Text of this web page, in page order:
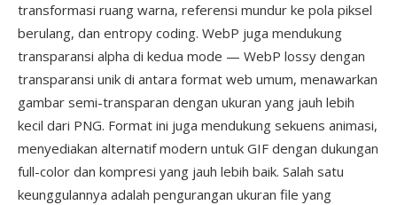
transformasi ruang warna, referensi mundur ke pola piksel
berulang, dan entropy coding. WebP juga mendukung
transparansi alpha di kedua mode — WebP lossy dengan
transparansi unik di antara format web umum, menawarkan
gambar semi-transparan dengan ukuran yang jauh lebih
kecil dari PNG. Format ini juga mendukung sekuens animasi,
menyediakan alternatif modern untuk GIF dengan dukungan
full-color dan kompresi yang jauh lebih baik. Salah satu
keunggulannya adalah pengurangan ukuran file yang